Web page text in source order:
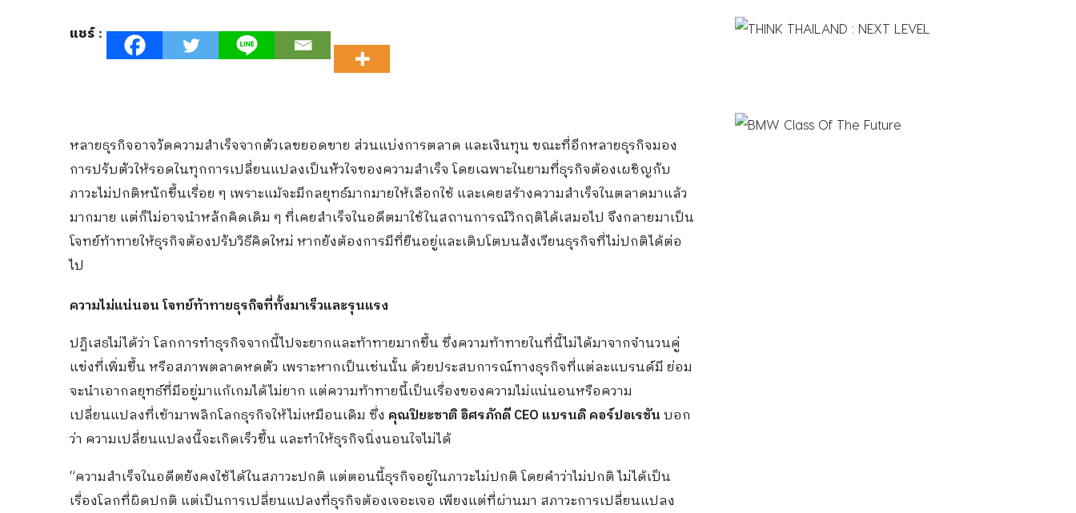
แชร์ :
หลายธุรกิจอาจวัดความสำเร็จจากตัวเลขยอดขาย ส่วนแบ่งการตลาด และเงินทุน ขณะที่อีกหลายธุรกิจมอง
การปรับตัวให้รอดในทุกการเปลี่ยนแปลงเป็นหัวใจของความสำเร็จ โดยเฉพาะในยามที่ธุรกิจต้องเผชิญกับ
ภาวะไม่ปกติหนักขึ้นเรื่อย ๆ เพราะแม้จะมีกลยุทธ์มากมายให้เลือกใช้ และเคยสร้างความสำเร็จในตลาดมาแล้ว
มากมาย แต่ก็ไม่อาจนำหลักคิดเดิม ๆ ที่เคยสำเร็จในอดีตมาใช้ในสถานการณ์วิกฤติได้เสมอไป จึงกลายมาเป็น
โจทย์ท้าทายให้ธุรกิจต้องปรับวิธีคิดใหม่ หากยังต้องการมีที่ยืนอยู่และเติบโตบนสังเวียนธุรกิจที่ไม่ปกติได้ต่อ
ไป
ความไม่แน่นอน โจทย์ท้าทายธุรกิจที่ทั้งมาเร็วและรุนแรง
ปฏิเสธไม่ได้ว่า โลกการทำธุรกิจจากนี้ไปจะยากและท้าทายมากขึ้น ซึ่งความท้าทายในที่นี้ไม่ได้มาจากจำนวนคู่
แข่งที่เพิ่มขึ้น หรือสภาพตลาดหดตัว เพราะหากเป็นเช่นนั้น ด้วยประสบการณ์ทางธุรกิจที่แต่ละแบรนด์มี ย่อม
จะนำเอากลยุทธ์ที่มีอยู่มาแก้เกมได้ไม่ยาก แต่ความท้าทายนี้เป็นเรื่องของความไม่แน่นอนหรือความ
เปลี่ยนแปลงที่เข้ามาพลิกโลกธุรกิจให้ไม่เหมือนเดิม ซึ่ง คุณปิยะชาติ อิศรภักดี CEO แบรนดิ คอร์ปอเรชันบอก
ว่า ความเปลี่ยนแปลงนี้จะเกิดเร็วขึ้น และทำให้ธุรกิจนิ่งนอนใจไม่ได้
“ความสำเร็จในอดีตยังคงใช้ได้ในสภาวะปกติ แต่ตอนนี้ธุรกิจอยู่ในภาวะไม่ปกติ โดยคำว่าไม่ปกติ ไม่ได้เป็น
เรื่องโลกที่ผิดปกติ แต่เป็นการเปลี่ยนแปลงที่ธุรกิจต้องเจอะเจอ เพียงแต่ที่ผ่านมา สภาวะการเปลี่ยนแปลง